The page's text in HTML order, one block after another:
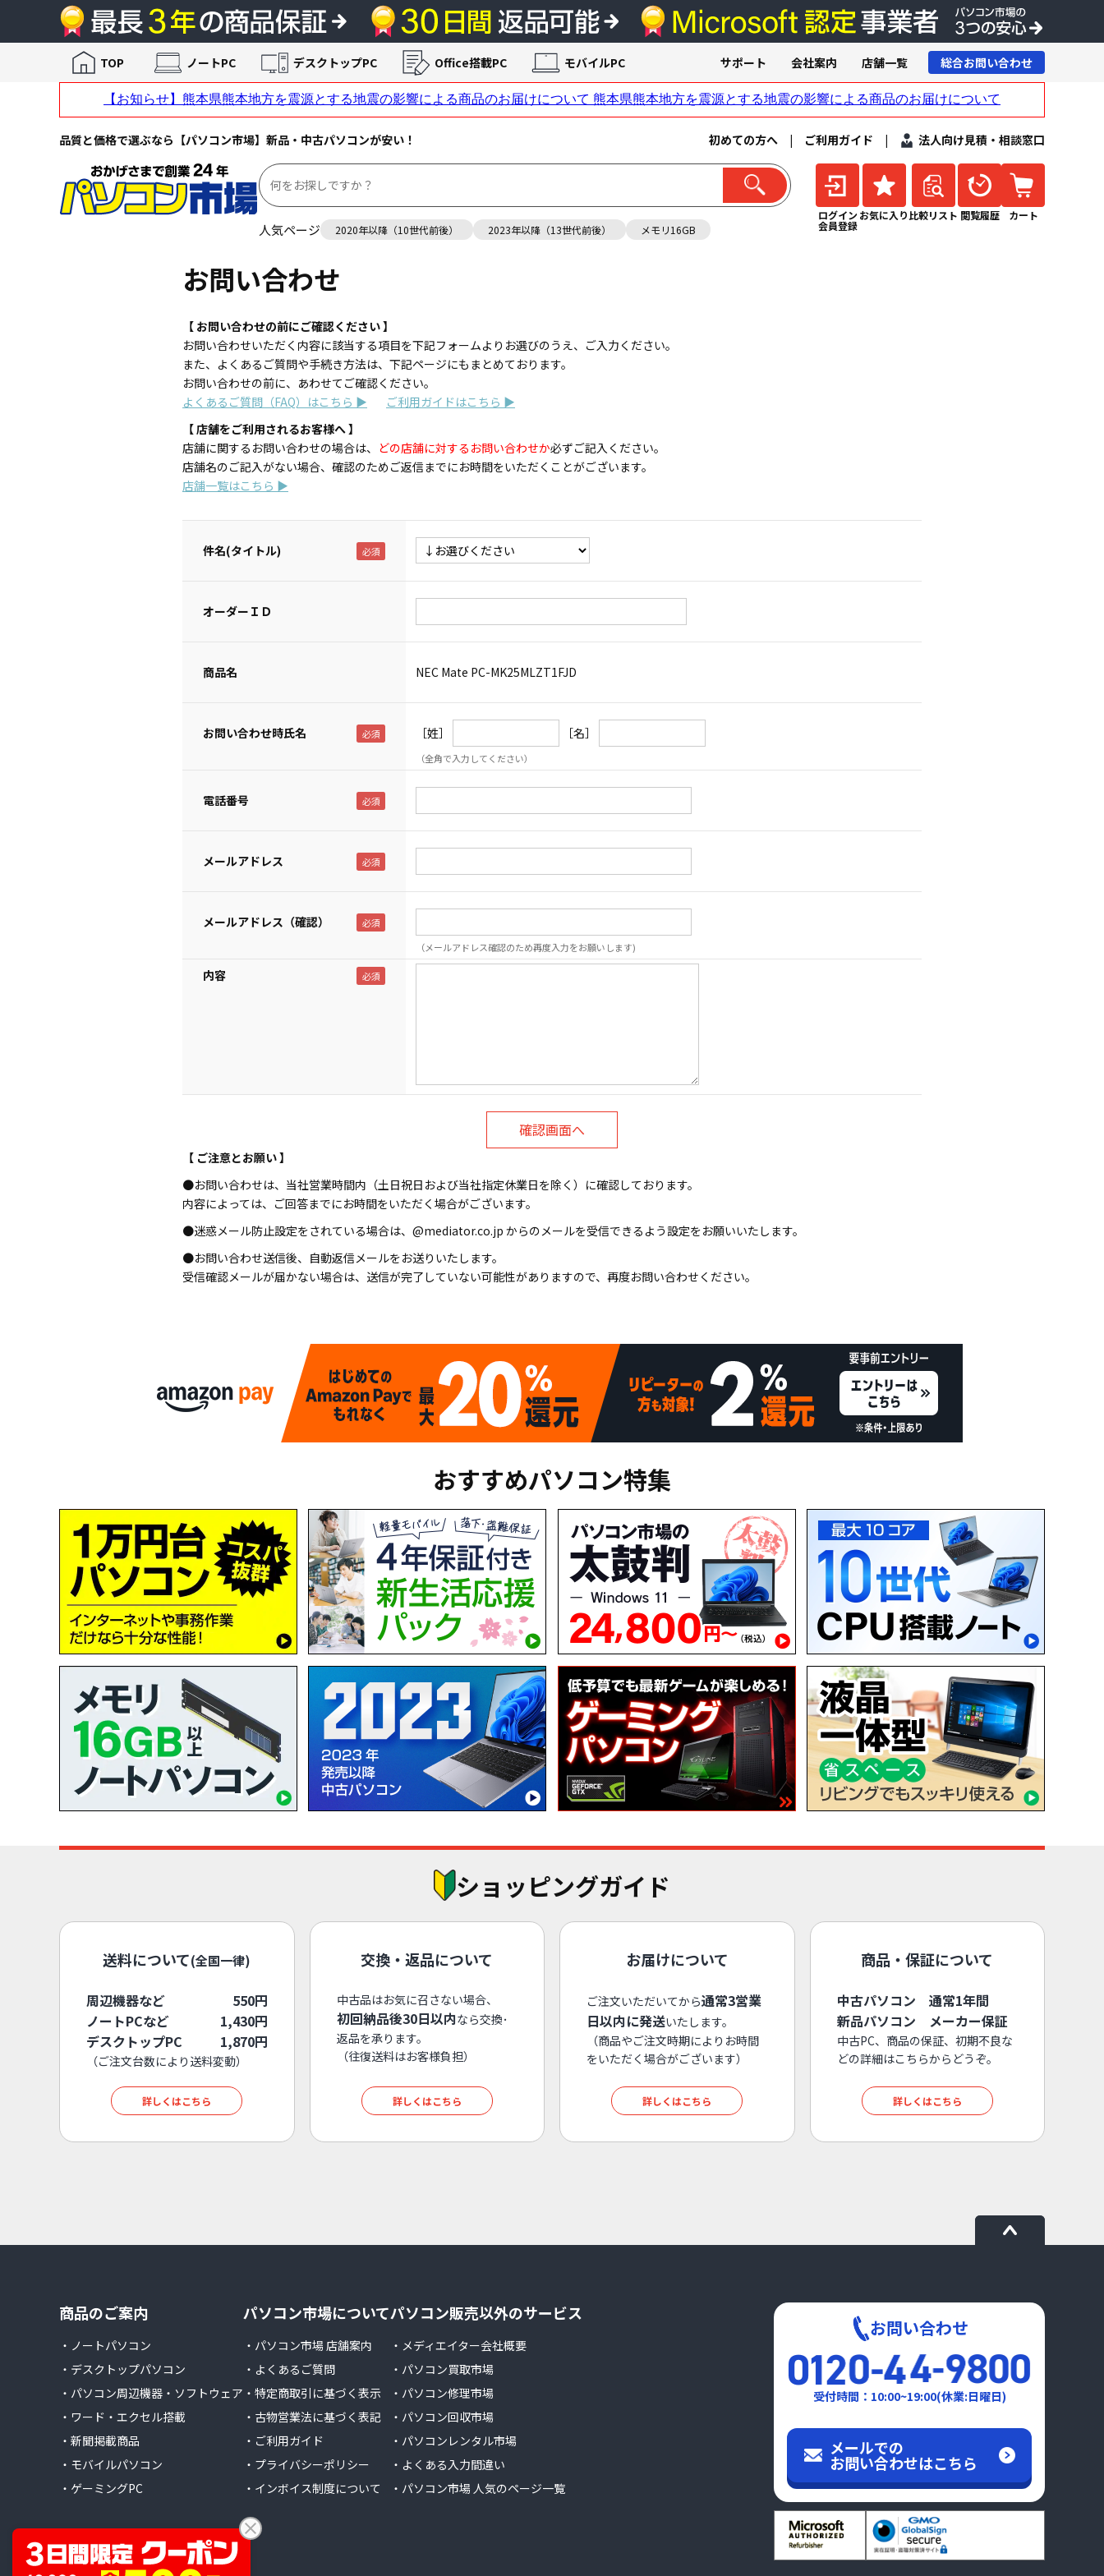
品質と価格で選ぶなら【パソコン市場】新品・中古パソコンが安い！ 初めての方へ | ご利用ガイド | 法人向け見積・相談窓口
人気ページ 2020年以降（10世代前後） 2023年以降（13世代前後） メモリ16GB
ログイン
会員登録
お気に入り 比較リスト 閲覧履歴 カート
TOP ノートPC デスクトップPC Office搭載PC モバイルPC サポート 会社案内 店舗一覧 総合お問い合わせ
お問い合わせ
【 お問い合わせの前にご確認ください 】
お問い合わせいただく内容に該当する項目を下記フォームよりお選びのうえ、ご入力ください。
また、よくあるご質問や手続き方法は、下記ページにもまとめております。
お問い合わせの前に、あわせてご確認ください。
よくあるご質問（FAQ）はこちら ▶
ご利用ガイドはこちら ▶
【 店舗をご利用されるお客様へ 】
店舗に関するお問い合わせの場合は、 どの店舗に対するお問い合わせか必ずご記入ください。
店舗名のご記入がない場合、確認のためご返信までにお時間をいただくことがございます。
店舗一覧はこちら ▶
件名(タイトル)
オーダーＩＤ
商品名 NEC Mate PC-MK25MLZT1FJD
お問い合わせ時氏名 ［姓］ ［名］
（全角で入力してください）
電話番号
メールアドレス
メールアドレス（確認）
（メールアドレス確認のため再度入力をお願いします)
内容
【 ご注意とお願い 】
●お問い合わせは、当社営業時間内（土日祝日および当社指定休業日を除く）に確認しております。
内容によっては、ご回答までにお時間をいただく場合がございます。
●迷惑メール防止設定をされている場合は、@mediator.co.jp からのメールを受信できるよう設定をお願いいたします。
●お問い合わせ送信後、自動返信メールをお送りいたします。
受信確認メールが届かない場合は、送信が完了していない可能性がありますので、再度お問い合わせください。
おすすめパソコン特集
ショッピングガイド
送料について(全国一律)
周辺機器など
550円
ノートPCなど
1,430円
デスクトップPC
1,870円
（ご注文台数により送料変動）
詳しくはこちら
交換・返品について
中古品はお気に召さない場合、
初回納品後30日以内なら交換･
返品を承ります。
（往復送料はお客様負担）
詳しくはこちら
お届けについて
ご注文いただいてから通常3営業
日以内に発送いたします。
（商品やご注文時期によりお時間
をいただく場合がございます）
詳しくはこちら
商品・保証について
中古パソコン 通常1年間
新品パソコン メーカー保証
中古PC、商品の保証、初期不良な
どの詳細はこちらからどうぞ。
詳しくはこちら
商品のご案内
・ノートパソコン
・デスクトップパソコン
・パソコン周辺機器・ソフトウェア
・ワード・エクセル搭載
・新聞掲載商品
・モバイルパソコン
・ゲーミングPC
パソコン市場について
・パソコン市場 店舗案内
・よくあるご質問
・特定商取引に基づく表示
・古物営業法に基づく表記
・ご利用ガイド
・プライバシーポリシー
・インボイス制度について
パソコン販売以外のサービス
・メディエイター会社概要
・パソコン買取市場
・パソコン修理市場
・パソコン回収市場
・パソコンレンタル市場
・よくある入力間違い
・パソコン市場 人気のページ一覧
お問い合わせ
受付時間：10:00~19:00(休業:日曜日)
メールでの
お問い合わせはこちら